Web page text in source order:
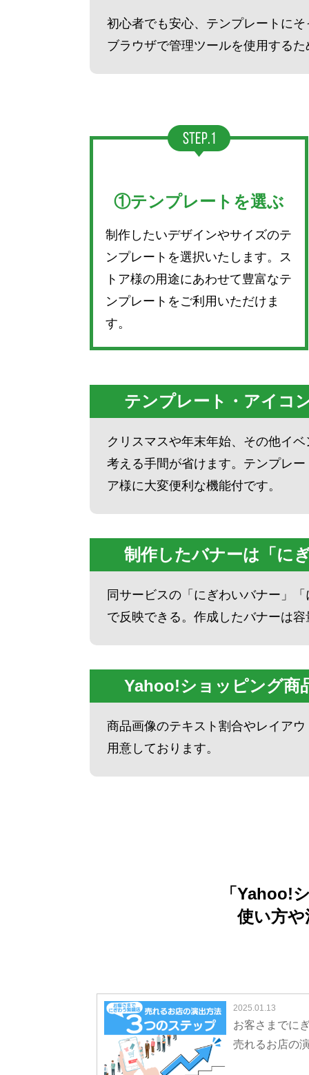
初心者でも安心、テンプレートに
ブラウザで管理ツールを使用する
①テンプレートを選ぶ
制作したいデザインやサイズのテ
ンプレートを選択いたします。ス
トア様の用途にあわせて豊富なテ
ンプレートをご利用いただけま
す。
テンプレート・アイコ
クリスマスや年末年始、その他イ
考える手間が省けます。テンプレ
ア様に大変便利な機能付です。
制作したバナーは「に
同サービスの「にぎわいバナー」
で反映できる。作成したバナーは
Yahoo!ショッピング商
商品画像のテキスト割合やレイア
用意しております。
「Yahoo!
使い方や
2025.01.13
お客さまでに
売れるお店の